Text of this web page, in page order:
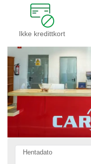
Ikke kredittkort
Hentadato